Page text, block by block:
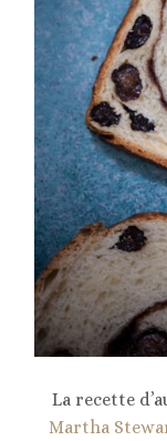
La recette
Martha